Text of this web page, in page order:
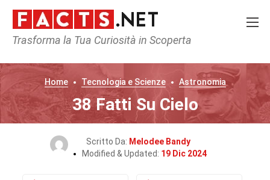
Trasforma la Tua Curiosità in Scoperta
Home Tecnologia e Scienze Astronomia
38 Fatti Su Cielo
Scritto Da: Melodee Bandy
Modified & Updated: 19 Dic 2024